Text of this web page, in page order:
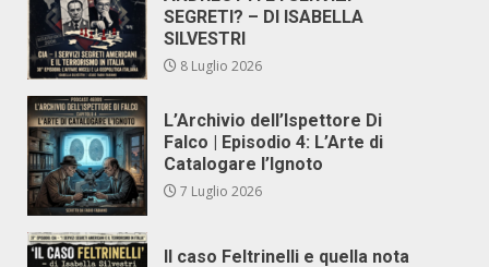
SEGRETI? – DI ISABELLA
SILVESTRI
8 Luglio 2026
L’Archivio dell’Ispettore Di
Falco | Episodio 4: L’Arte di
Catalogare l’Ignoto
7 Luglio 2026
Il caso Feltrinelli e quella nota